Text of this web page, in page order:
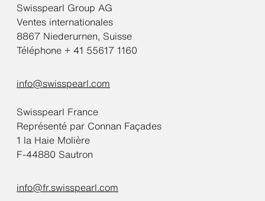
Swisspearl Group AG
Ventes internationales
8867 Niederurnen, Suisse
Téléphone + 41 55617 1160
info@swisspearl.com
Swisspearl France
Représenté par Connan Façades
1 la Haie Molière
F-44880 Sautron
info@fr.swisspearl.com